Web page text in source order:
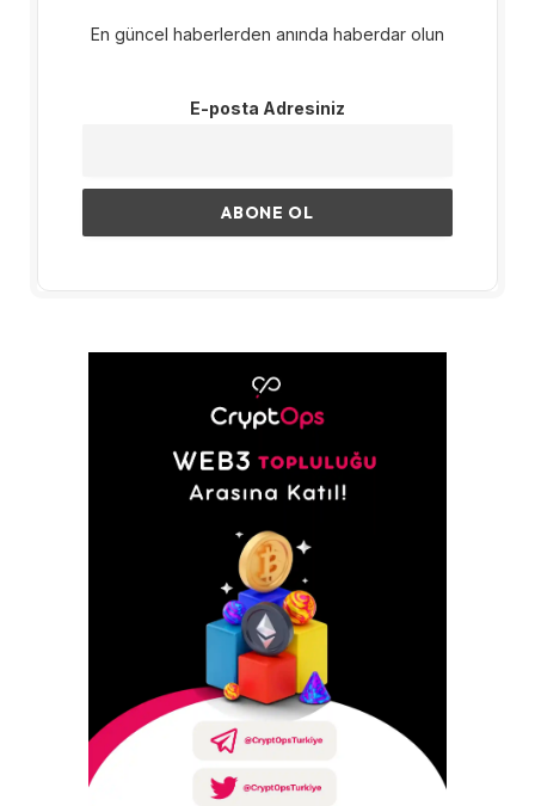
En güncel haberlerden anında haberdar olun
E-posta Adresiniz